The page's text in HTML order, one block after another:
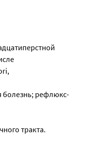
болезнь; рефлюкс-
тракта.